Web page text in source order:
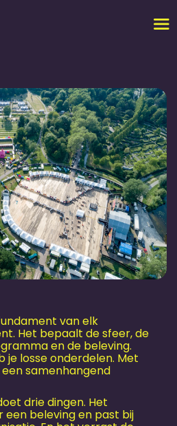
van elk
Het bepaalt de sfeer, de
en de beleving.
je losse onderdelen. Met
samenhangend
drie dingen. Het
beleving en past bij